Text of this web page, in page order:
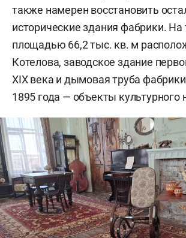
также намерен восстановить
исторические здания фабрики. На
площадью 66,2 тыс. кв. м
Котелова, заводское здание
XIX века и дымовая труба
1895 года — объекты культурного